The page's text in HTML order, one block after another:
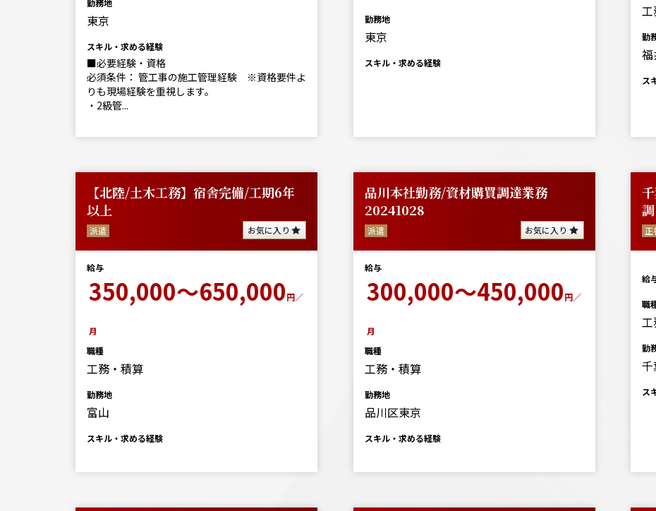
勤務地
東京
スキル・求める経験
■必要経験・資格
必須条件： 管工事の施工管理経験 ※資格要件よ
りも現場経験を重視します。
・2級管...
勤務地
東京
スキル・求める経験
勤
ス
【北陸/土木工務】宿舎完備/工期6年
以上
派遣 お気に入り
給与
350,000～650,000円／
月
職種
工務・積算
勤務地
富山
スキル・求める経験
品川本社勤務/資材購買調達業務
20241028
派遣 お気に入り
給与
300,000～450,000円／
月
職種
工務・積算
勤務地
品川区東京
スキル・求める経験
正
給
職
勤
ス